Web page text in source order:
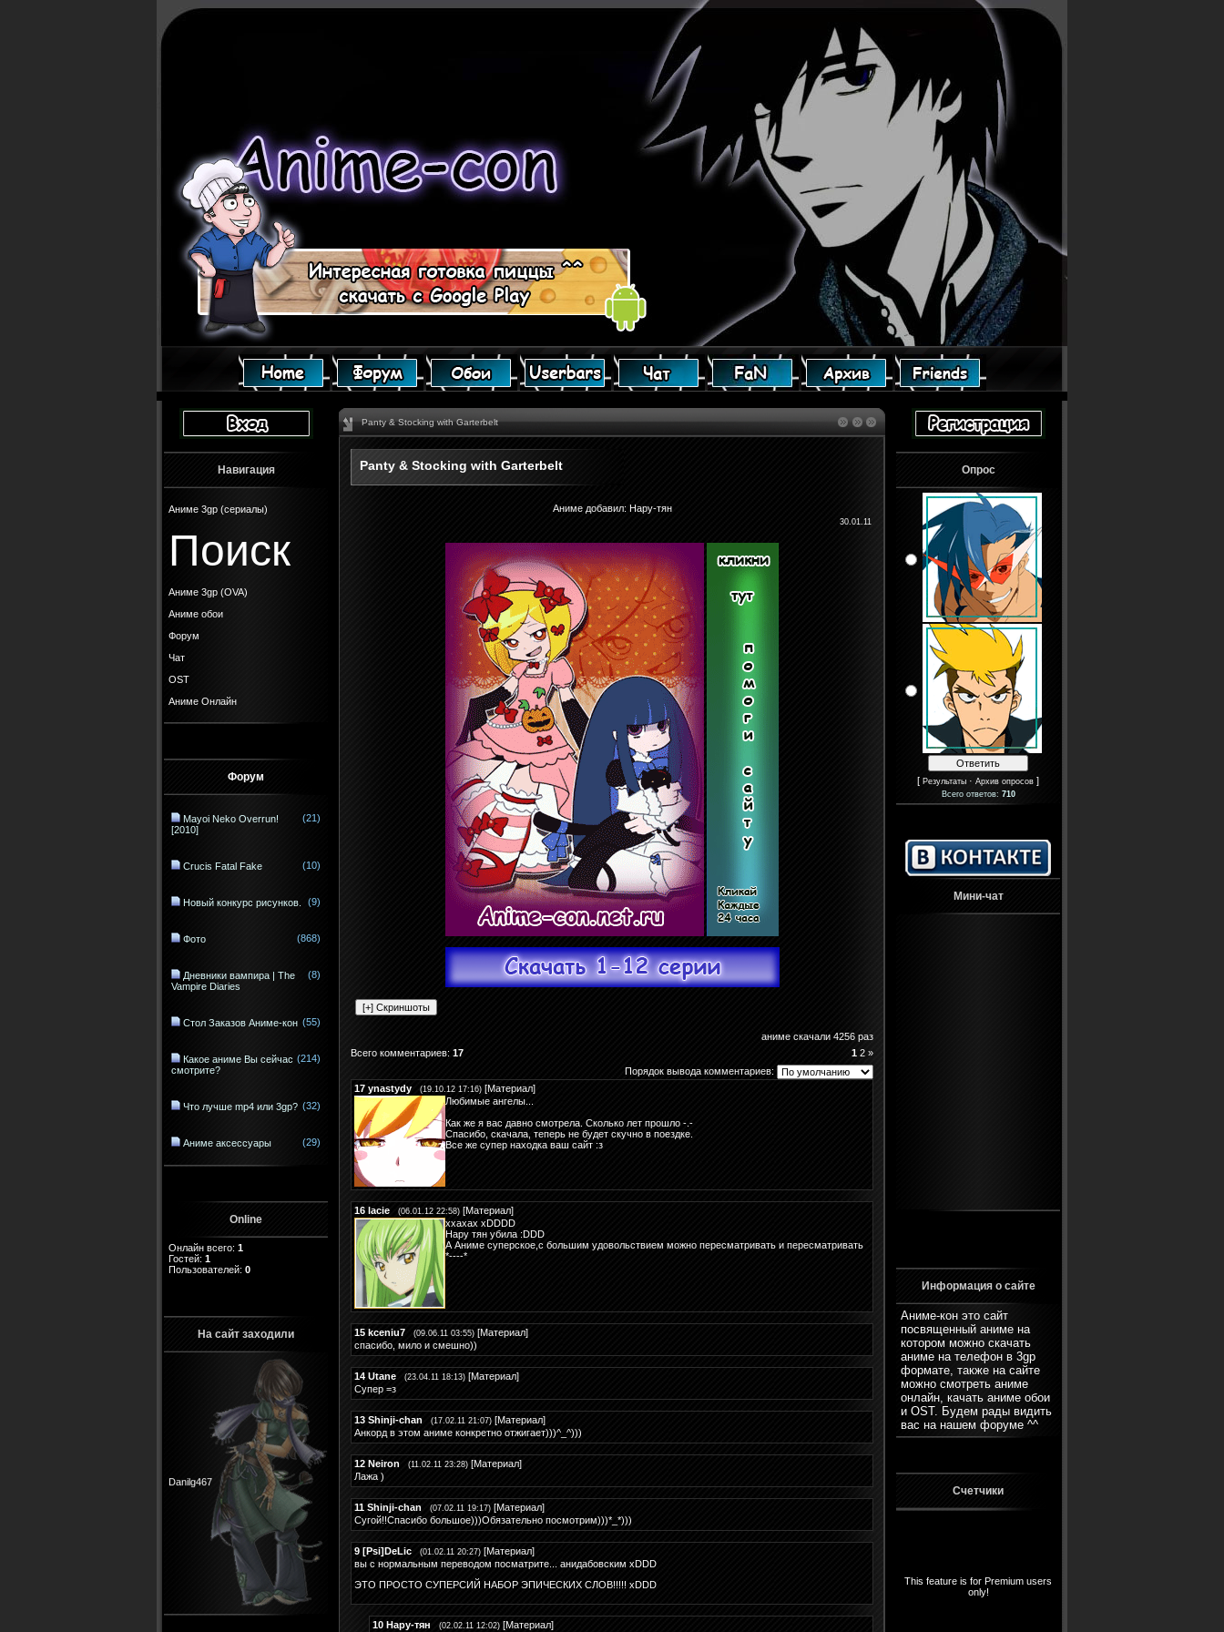
Навигация
Аниме 3gp (сериалы)
Поиск
Аниме 3gp (OVA)
Аниме обои
Форум
Чат
OST
Аниме Онлайн
Форум
Mayoi Neko Overrun!
[2010]
(21)
Crucis Fatal Fake (10)
Новый конкурс рисунков. (9)
Фото (868)
Дневники вампира | The
Vampire Diaries
(8)
Стол Заказов Аниме-кон (55)
Какое аниме Вы сейчас
смотрите?
(214)
Что лучше mp4 или 3gp? (32)
Аниме аксессуары (29)
Online
Онлайн всего: 1
Гостей: 1
Пользователей: 0
На сайт заходили
Panty & Stocking with Garterbelt
Panty & Stocking with Garterbelt
Аниме добавил: Нару-тян
30.01.11
аниме скачали 4256 раз
Всего комментариев: 17 1 2 »
Порядок вывода комментариев:
17 ynastydy (19.10.12 17:16) [Материал]
Любимые ангелы...
Как же я вас давно смотрела. Сколько лет прошло -.-
Спасибо, скачала, теперь не будет скучно в поездке.
Все же супер находка ваш сайт :з
16 lacie (06.01.12 22:58) [Материал]
ххахах xDDDD
Нару тян убила :DDD
А Аниме суперское,с большим удовольствием можно пересматривать и пересматривать
*----*
15 kceniu7 (09.06.11 03:55) [Материал]
спасибо, мило и смешно))
14 Utane (23.04.11 18:13) [Материал]
Супер =з
13 Shinji-chan (17.02.11 21:07) [Материал]
Анкорд в этом аниме конкретно отжигает)))^_^)))
12 Neiron (11.02.11 23:28) [Материал]
Лажа )
11 Shinji-chan (07.02.11 19:17) [Материал]
Сугой!!Спасибо большое)))Обязательно посмотрим)))*_*)))
9 [Psi]DeLic (01.02.11 20:27) [Материал]
вы с нормальным переводом посматрите... анидабовским xDDD
ЭТО ПРОСТО СУПЕРСИЙ НАБОР ЭПИЧЕСКИХ СЛОВ!!!!! xDDD
10 Нару-тян (02.02.11 12:02) [Материал]
Опрос
[ Результаты · Архив опросов ]
Всего ответов: 710
Мини-чат
Информация о сайте
Аниме-кон это сайт
посвященный аниме на
котором можно скачать
аниме на телефон в 3gp
формате, также на сайте
можно смотреть аниме
онлайн, качать аниме обои
и OST. Будем рады видить
вас на нашем форуме ^^
Счетчики
This feature is for Premium users
only!